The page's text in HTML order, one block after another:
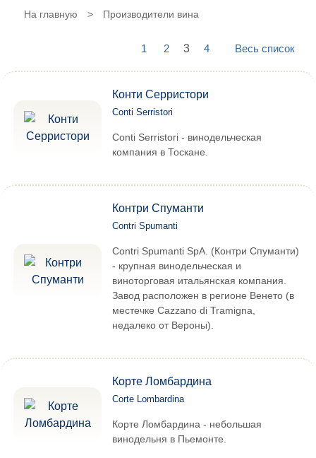
На главную > Производители вина
1 2 3 4 Весь список
Конти Серристори
Conti Serristori
Conti Serristori - винодельческая
компания в Тоскане.
Контри Спуманти
Contri Spumanti
Contri Spumanti SpA. (Контри Спуманти)
- крупная винодельческая и
виноторговая итальянская компания.
Завод расположен в регионе Венето (в
местечке Cazzano di Tramigna,
недалеко от Вероны).
Корте Ломбардина
Corte Lombardina
Корте Ломбардина - небольшая
винодельня в Пьемонте.